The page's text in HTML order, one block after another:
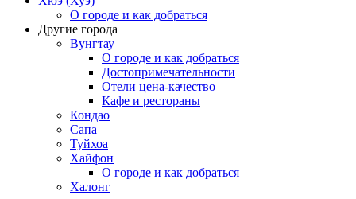
О городе и как добраться
Другие города
Вунгтау
О городе и как добраться
Достопримечательности
Отели цена-качество
Кафе и рестораны
Кондао
Сапа
Туйхоа
Хайфон
О городе и как добраться
Халонг